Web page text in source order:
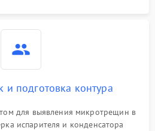
1800 ₽
и подготовка контура
для выявления микротрещин в
испарителя и конденсатора